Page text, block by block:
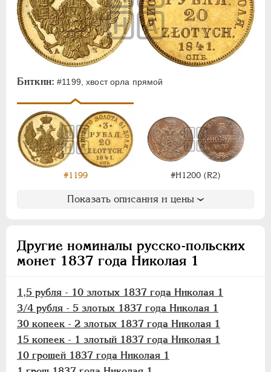
Биткин: #1199, хвост орла прямой
#1199 #Н1200 (R2)
Показать описания и цены
Другие номиналы русско-польских
монет 1837 года Николая 1
1,5 рубля - 10 злотых 1837 года Николая 1
3/4 рубля - 5 злотых 1837 года Николая 1
30 копеек - 2 злотых 1837 года Николая 1
15 копеек - 1 злотый 1837 года Николая 1
10 грошей 1837 года Николая 1
Памятные и донативные
Для Грузии
Для Польши
Русско-Польские
Полтина
3 рубля - 20 злотых
1,5 рубля - 10 злотых
3/4 рубля - 5 злотых
30 копеек - 2 злотых
25 копеек - 50 грошей
15 копеек - 1 злотый
5 копеек - 10 грошей
10 грошей
3 гроша
1 грош
Монетовидные
АЛЕКСАНДР II 1855-1881